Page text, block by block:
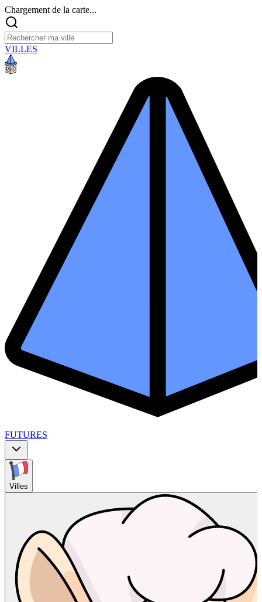
Chargement de la carte...
VILLES
FUTURES
Villes